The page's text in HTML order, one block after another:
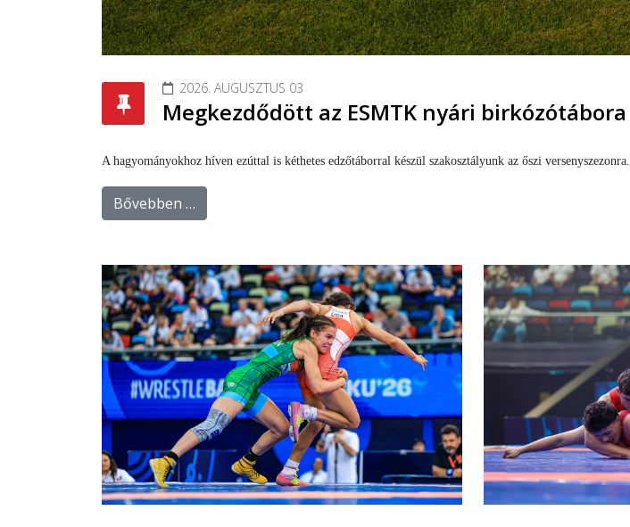
2026. AUGUSZTUS 03
Megkezdődött az ESMTK nyári birkózótábora
A hagyományokhoz híven ezúttal is kéthetes edzőtáborral készül szakosztályunk az őszi versenyszezonra.
Bővebben …